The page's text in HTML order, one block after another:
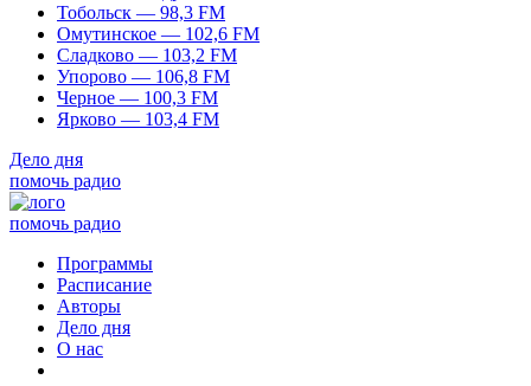
Тобольск — 98,3 FM
Омутинское — 102,6 FM
Сладково — 103,2 FM
Упорово — 106,8 FM
Черное — 100,3 FM
Ярково — 103,4 FM
Дело дня
помочь радио
помочь радио
Программы
Расписание
Авторы
Дело дня
О нас